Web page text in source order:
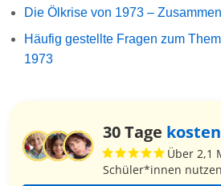
Die Ölkrise von 1973 –
Häufig gestellte Fragen zum
1973
30 Tage
Über 2,1
Schüler*innen